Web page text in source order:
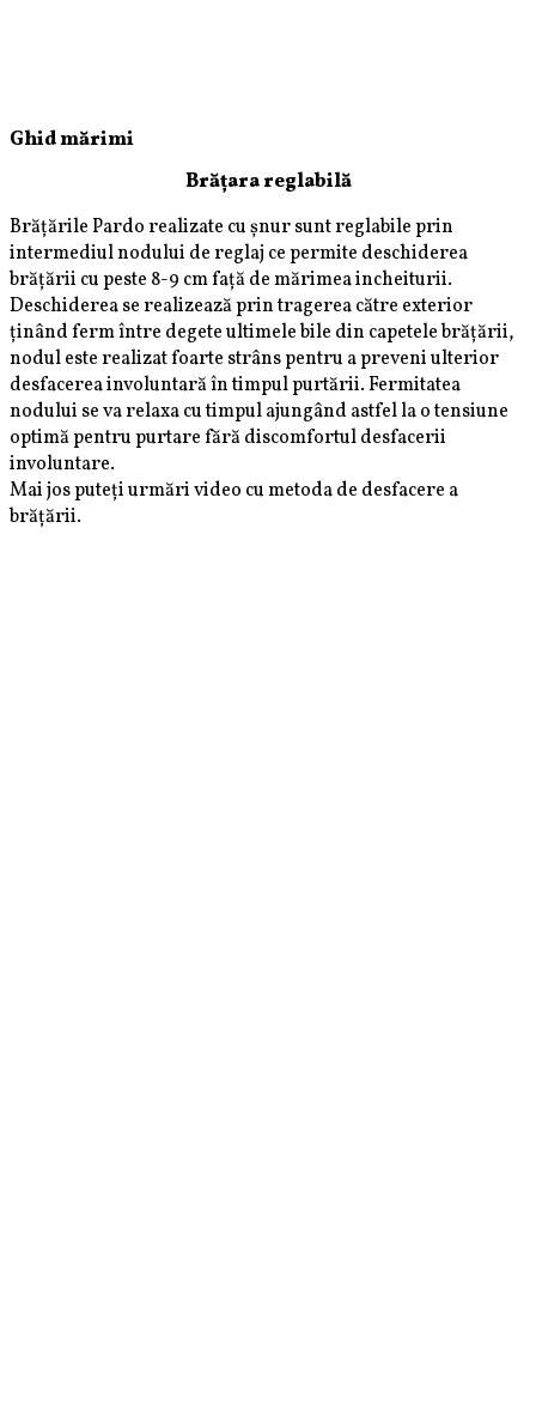
Ghid mărimi
Brățara reglabilă
Brățările Pardo realizate cu șnur sunt reglabile prin
intermediul nodului de reglaj ce permite deschiderea
brățării cu peste 8-9 cm față de mărimea incheiturii.
Deschiderea se realizează prin tragerea către exterior
ținând ferm între degete ultimele bile din capetele brățării,
nodul este realizat foarte strâns pentru a preveni ulterior
desfacerea involuntară în timpul purtării. Fermitatea
nodului se va relaxa cu timpul ajungând astfel la o tensiune
optimă pentru purtare fără discomfortul desfacerii
involuntare.
Mai jos puteți urmări video cu metoda de desfacere a
brățării.